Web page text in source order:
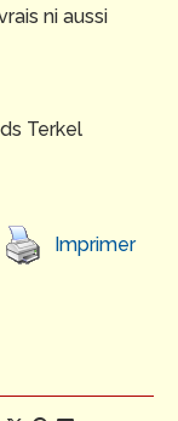
ni aussi
Terkel
Imprimer